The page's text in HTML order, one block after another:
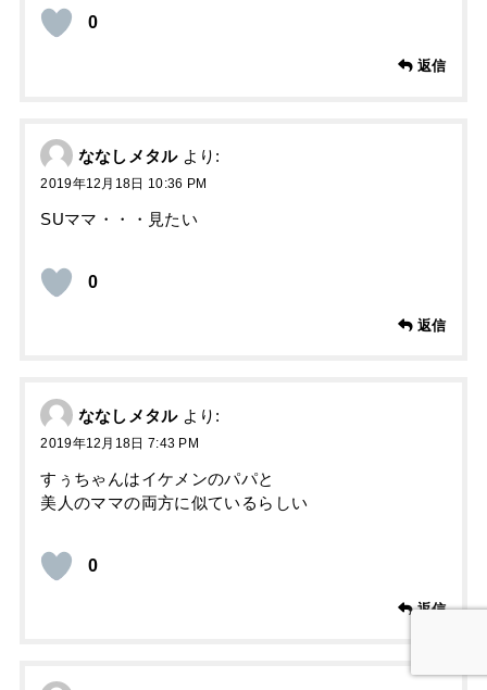
0
返信
ななしメタル より:
2019年12月18日 10:36 PM
SUママ・・・見たい
0
返信
ななしメタル より:
2019年12月18日 7:43 PM
すぅちゃんはイケメンのパパと
美人のママの両方に似ているらしい
0
返信